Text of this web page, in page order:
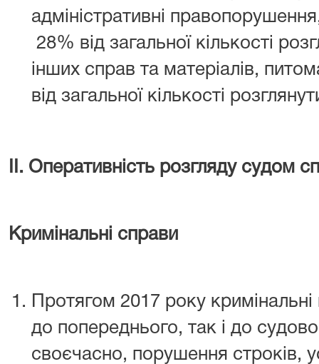
адміністративні
28% від загальної кількості
інших справ та матеріалів,
від загальної кількості
ІІ. Оперативність розгляду судом
Кримінальні справи
Протягом 2017 року
до попереднього, так і до
своєчасно, порушення строків,